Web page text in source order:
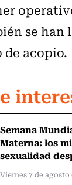
se han
acopio.
Semana
Materna: los
sexualidad
Viernes 7 de agosto